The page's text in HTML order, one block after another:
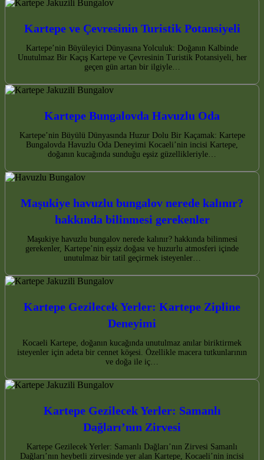
Kartepe ve Çevresinin Turistik Potansiyeli
Kartepe’nin Büyüleyici Dünyasına Yolculuk: Doğanın Kalbinde
Unutulmaz Bir Kaçış Kartepe ve Çevresinin Turistik Potansiyeli, her
geçen gün artan bir ilgiyle…
Kartepe Bungalovda Havuzlu Oda
Kartepe’nin Büyülü Dünyasında Huzur Dolu Bir Kaçamak: Kartepe
Bungalovda Havuzlu Oda Deneyimi Kocaeli’nin incisi Kartepe,
doğanın kucağında sunduğu eşsiz güzellikleriyle…
Maşukiye havuzlu bungalov nerede kalınır?
hakkında bilinmesi gerekenler
Maşukiye havuzlu bungalov nerede kalınır? hakkında bilinmesi
gerekenler, Kartepe’nin eşsiz doğası ve huzurlu atmosferi içinde
unutulmaz bir tatil geçirmek isteyenler…
Kartepe Gezilecek Yerler: Kartepe Zipline
Deneyimi
Kocaeli Kartepe, doğanın kucağında unutulmaz anılar biriktirmek
isteyenler için adeta bir cennet köşesi. Özellikle macera tutkunlarının
ve doğa ile iç…
Kartepe Gezilecek Yerler: Samanlı
Dağları’nın Zirvesi
Kartepe Gezilecek Yerler: Samanlı Dağları’nın Zirvesi Samanlı
Dağları’nın heybetli zirvesinde yer alan Kartepe, Kocaeli’nin incisi